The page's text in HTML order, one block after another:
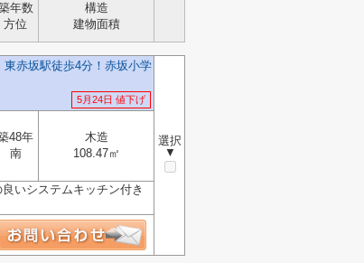
年数
方位
構造
建物面積
赤坂駅徒歩4分！赤坂小学
5月24日 値下げ
選択
▼
48年
南
木造
108.47㎡
いシステムキッチン付き